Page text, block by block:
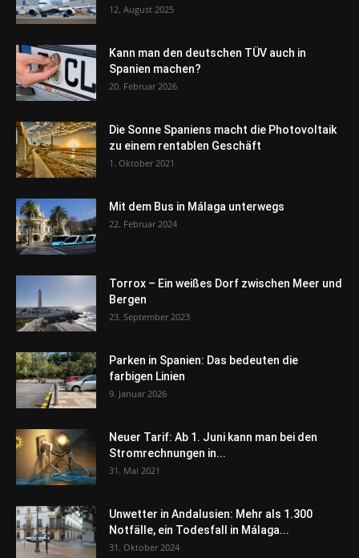
12. August 2025
Kann man den deutschen TÜV auch in
Spanien machen?
20. Februar 2026
Die Sonne Spaniens macht die Photovoltaik
zu einem rentablen Geschäft
1. Oktober 2021
Mit dem Bus in Málaga unterwegs
22. Februar 2024
Torrox – Ein weißes Dorf zwischen Meer und
Bergen
23. September 2023
Parken in Spanien: Das bedeuten die
farbigen Linien
9. Januar 2026
Neuer Tarif: Ab 1. Juni kann man bei den
Stromrechnungen in...
31. Mai 2021
Unwetter in Andalusien: Mehr als 1.300
Notfälle, ein Todesfall in Málaga...
31. Oktober 2024